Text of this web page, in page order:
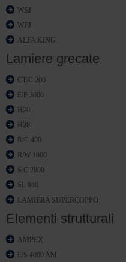
WSJ
WFJ
ALFA KING
Lamiere grecate
CT/C 200
E/P 3000
H20
H28
R/C 400
R/W 1000
S/C 2000
SL 940
LAMIERA SUPERCOPPO
Elementi strutturali
AMPEX
E/S 4000 AM